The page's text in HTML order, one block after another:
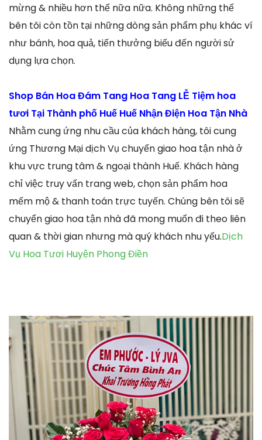
mừng & nhiều hơn thế nữa nữa. Không những thế
bên tôi còn tồn tại những dòng sản phẩm phụ khác ví
như bánh, hoa quả, tiến thưởng biếu đến người sử
dụng lựa chọn.
Shop Bán Hoa Đám Tang Hoa Tang LỄ Tiệm hoa
tươi Tại Thành phố Huế Huế Nhận Điện Hoa Tận Nhà
Nhằm cung ứng nhu cầu của khách hàng, tôi cung
ứng Thương Mại dịch Vụ chuyển giao hoa tận nhà ở
khu vực trung tâm & ngoại thành Huế. Khách hàng
chỉ việc truy vấn trang web, chọn sản phẩm hoa
mếm mộ & thanh toán trực tuyến. Chúng bên tôi sẽ
chuyển giao hoa tận nhà đã mong muốn đi theo liên
quan & thời gian nhưng mà quý khách nhu yếu.Dịch
Vụ Hoa Tươi Huyện Phong Điền